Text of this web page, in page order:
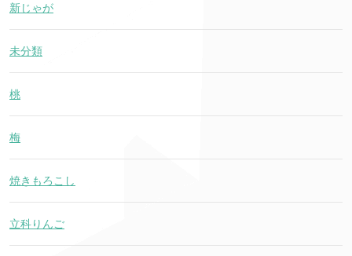
新じゃが
未分類
桃
梅
焼きもろこし
立科りんご